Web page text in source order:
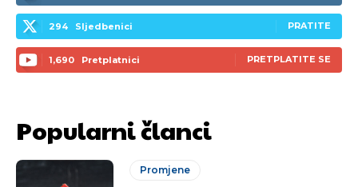
294 Sljedbenici PRATITE
1,690 Pretplatnici PRETPLATITE SE
Popularni članci
Promjene